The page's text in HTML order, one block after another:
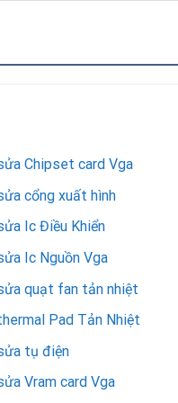
Vga
Chipset card Vga
cổng xuất hình
Ic Điều Khiển
Ic Nguồn Vga
quạt fan tản nhiệt
Pad Tản Nhiệt
tụ điện
Vram card Vga